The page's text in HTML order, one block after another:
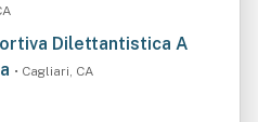
Dilettantistica A
• Cagliari, CA